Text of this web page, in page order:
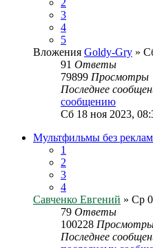
2
3
4
5
Вложения Goldy-Gry »
91 Ответы
79899 Просмотры
Последнее
сообщению
Сб 18 ноя 2023,
Мультфильмы без
1
2
3
4
Савченко Евгений » Ср
79 Ответы
100228
Последнее